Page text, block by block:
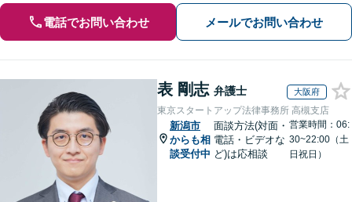
電話でお問い合わせ メールでお問い合わせ
表 剛志 弁護士 大阪府
東京スタートアップ法律事務所 高槻支店
新潟市
からも相
談受付中
面談方法(対面・
電話・ビデオな
ど)は応相談
営業時間：06:
30~22:00（土
日祝日）